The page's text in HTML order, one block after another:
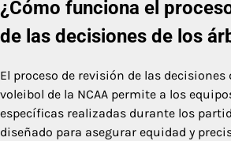
¿Cómo funciona el
de las decisiones de los
El proceso de revisión de las
voleibol de la NCAA permite a los
específicas realizadas durante los
diseñado para asegurar equidad y